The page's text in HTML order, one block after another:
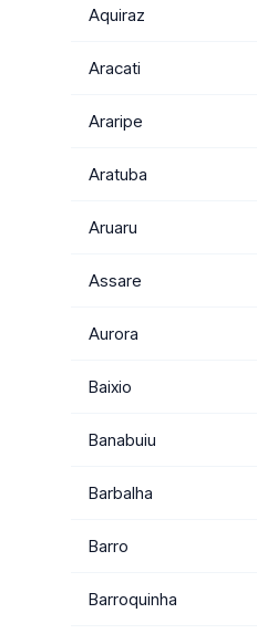
Aquiraz
Aracati
Araripe
Aratuba
Aruaru
Assare
Aurora
Baixio
Banabuiu
Barbalha
Barro
Barroquinha